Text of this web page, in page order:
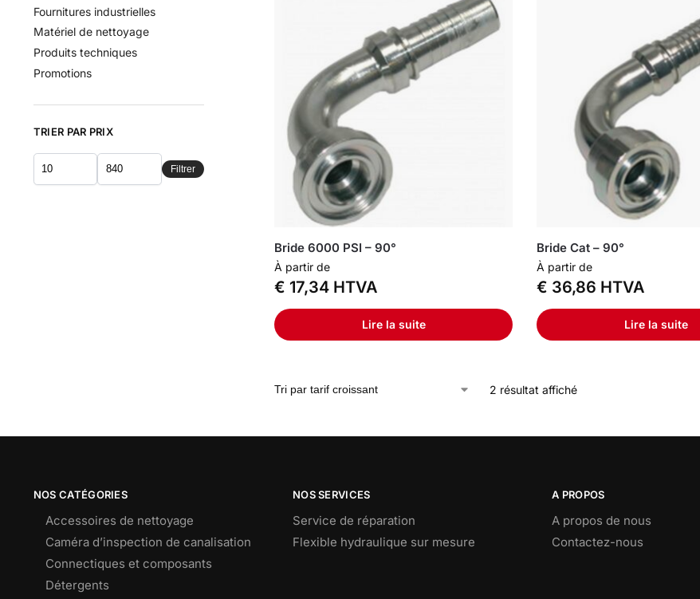
Bride 6000 PSI – 90°
À partir de
€ 17,34 HTVA
Lire la suite
Bride Cat – 90°
À partir de
€ 36,86 HTVA
Lire la suite
2 résultat affiché
Fournitures industrielles
Matériel de nettoyage
Produits techniques
Promotions
TRIER PAR PRIX
Filtrer
NOS CATÉGORIES
Accessoires de nettoyage
Caméra d’inspection de canalisation
Connectiques et composants
Détergents
NOS SERVICES
Service de réparation
Flexible hydraulique sur mesure
A PROPOS
A propos de nous
Contactez-nous